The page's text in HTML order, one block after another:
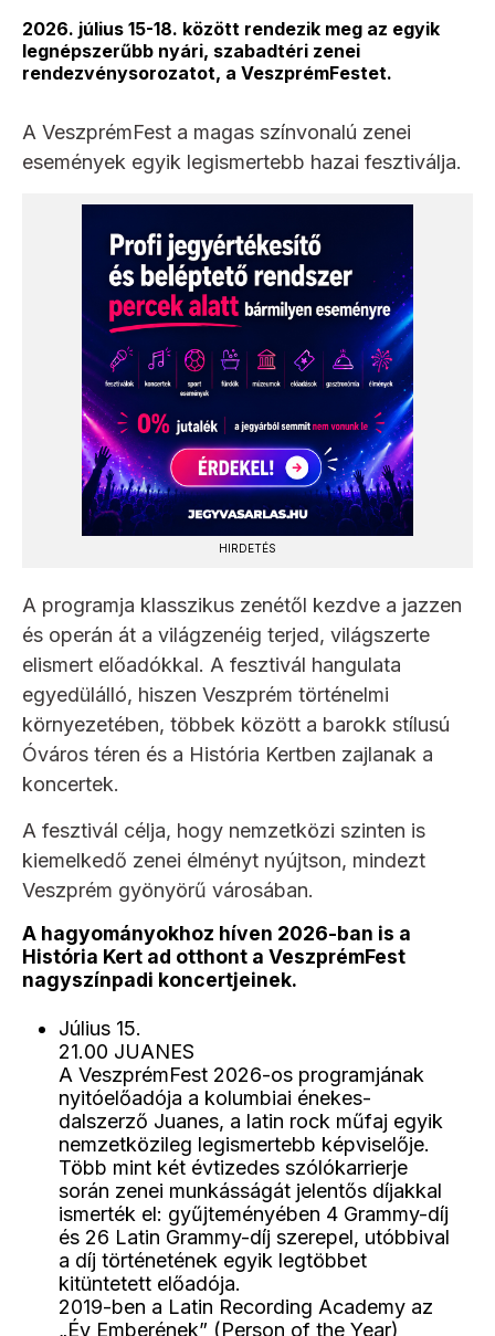
2026. július 15-18. között rendezik meg az egyik
legnépszerűbb nyári, szabadtéri zenei
rendezvénysorozatot, a VeszprémFestet.
A VeszprémFest a magas színvonalú zenei
események egyik legismertebb hazai fesztiválja.
HIRDETÉS
A programja klasszikus zenétől kezdve a jazzen
és operán át a világzenéig terjed, világszerte
elismert előadókkal. A fesztivál hangulata
egyedülálló, hiszen Veszprém történelmi
környezetében, többek között a barokk stílusú
Óváros téren és a História Kertben zajlanak a
koncertek.
A fesztivál célja, hogy nemzetközi szinten is
kiemelkedő zenei élményt nyújtson, mindezt
Veszprém gyönyörű városában.
A hagyományokhoz híven 2026-ban is a
História Kert ad otthont a VeszprémFest
nagyszínpadi koncertjeinek.
Július 15.
21.00 JUANES
A VeszprémFest 2026-os programjának
nyitóelőadója a kolumbiai énekes-
dalszerző Juanes, a latin rock műfaj egyik
nemzetközileg legismertebb képviselője.
Több mint két évtizedes szólókarrierje
során zenei munkásságát jelentős díjakkal
ismerték el: gyűjteményében 4 Grammy-díj
és 26 Latin Grammy-díj szerepel, utóbbival
a díj történetének egyik legtöbbet
kitüntetett előadója.
2019-ben a Latin Recording Academy az
„Év Emberének” (Person of the Year)